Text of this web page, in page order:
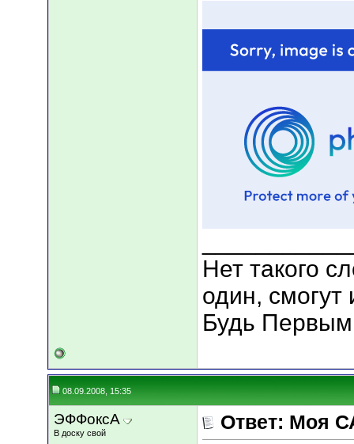
Нет такого
один, смогут
Будь
08.09.2008, 15:35
ЭФФоксА
В доску свой Ответ: Моя